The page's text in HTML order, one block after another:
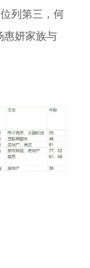
列第三，何
惠妍家族与